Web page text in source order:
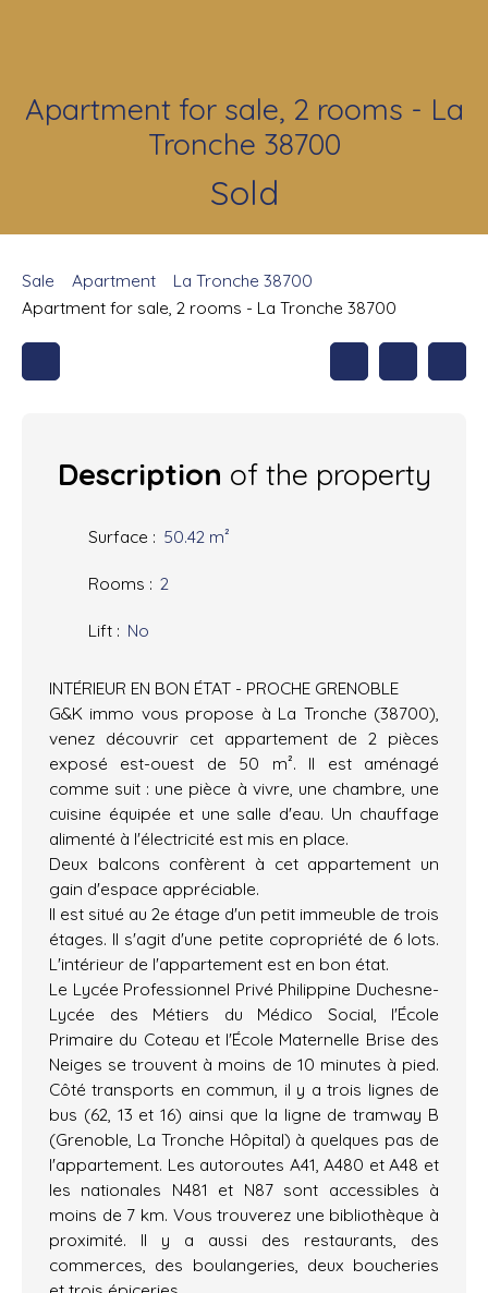
Apartment for sale, 2 rooms - La
Tronche 38700
Sold
Sale Apartment
La Tronche 38700
Apartment for sale, 2 rooms - La Tronche 38700
Description of the property
Surface : 50.42 m²
Rooms : 2
Lift : No
INTÉRIEUR EN BON ÉTAT - PROCHE GRENOBLE
G&K immo vous propose à La Tronche (38700),
venez découvrir cet appartement de 2 pièces
exposé est-ouest de 50 m². Il est aménagé
comme suit : une pièce à vivre, une chambre, une
cuisine équipée et une salle d'eau. Un chauffage
alimenté à l'électricité est mis en place.
Deux balcons confèrent à cet appartement un
gain d'espace appréciable.
Il est situé au 2e étage d'un petit immeuble de trois
étages. Il s'agit d'une petite copropriété de 6 lots.
L'intérieur de l'appartement est en bon état.
Le Lycée Professionnel Privé Philippine Duchesne-
Lycée des Métiers du Médico Social, l'École
Primaire du Coteau et l'École Maternelle Brise des
Neiges se trouvent à moins de 10 minutes à pied.
Côté transports en commun, il y a trois lignes de
bus (62, 13 et 16) ainsi que la ligne de tramway B
(Grenoble, La Tronche Hôpital) à quelques pas de
l'appartement. Les autoroutes A41, A480 et A48 et
les nationales N481 et N87 sont accessibles à
moins de 7 km. Vous trouverez une bibliothèque à
proximité. Il y a aussi des restaurants, des
commerces, des boulangeries, deux boucheries